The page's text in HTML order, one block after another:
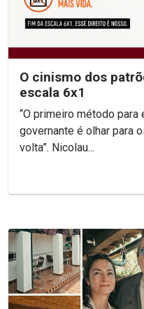
O cinismo dos
escala 6x1
“O primeiro método
governante é olhar para
volta”. Nicolau...